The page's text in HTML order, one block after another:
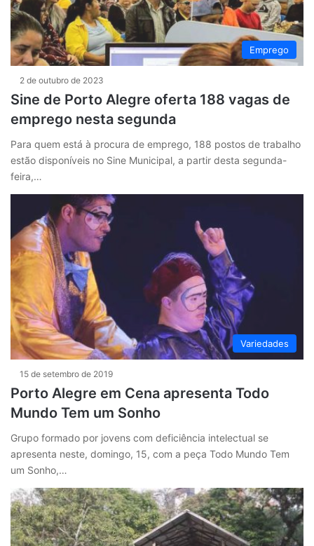
Emprego
2 de outubro de 2023
Sine de Porto Alegre oferta 188 vagas de
emprego nesta segunda
Para quem está à procura de emprego, 188 postos de trabalho
estão disponíveis no Sine Municipal, a partir desta segunda-
feira,…
Variedades
15 de setembro de 2019
Porto Alegre em Cena apresenta Todo
Mundo Tem um Sonho
Grupo formado por jovens com deficiência intelectual se
apresenta neste, domingo, 15, com a peça Todo Mundo Tem
um Sonho,…